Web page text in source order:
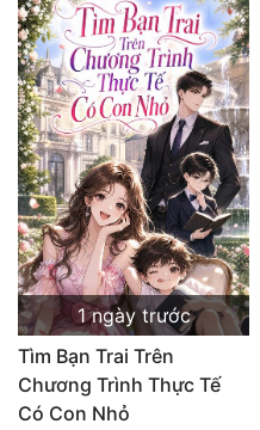
Mỹ Thực
Ngôn Tình
Ngược
Nữ Cường
Nữ Phụ
Phong Thủy - Tâm Linh
Phương Tây
Phản Phái
Quan Trường
1 ngày trước
Tìm Bạn Trai Trên
Chương Trình Thực Tế
Có Con Nhỏ